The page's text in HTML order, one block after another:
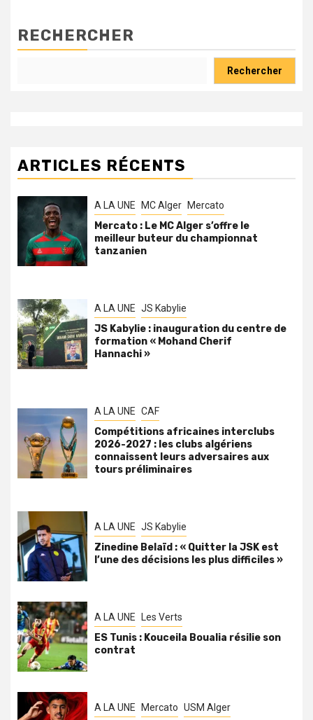
RECHERCHER
Rechercher
ARTICLES RÉCENTS
A LA UNE MC Alger Mercato
Mercato : Le MC Alger s’offre le
meilleur buteur du championnat
tanzanien
A LA UNE JS Kabylie
JS Kabylie : inauguration du centre de
formation « Mohand Cherif
Hannachi »
A LA UNE CAF
Compétitions africaines interclubs
2026-2027 : les clubs algériens
connaissent leurs adversaires aux
tours préliminaires
A LA UNE JS Kabylie
Zinedine Belaïd : « Quitter la JSK est
l’une des décisions les plus difficiles »
A LA UNE Les Verts
ES Tunis : Kouceila Boualia résilie son
contrat
A LA UNE Mercato USM Alger